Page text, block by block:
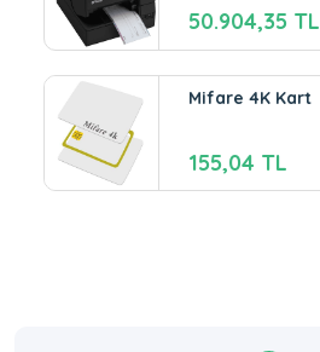
50.904,35 TL
Mifare 4K Kart
155,04 TL